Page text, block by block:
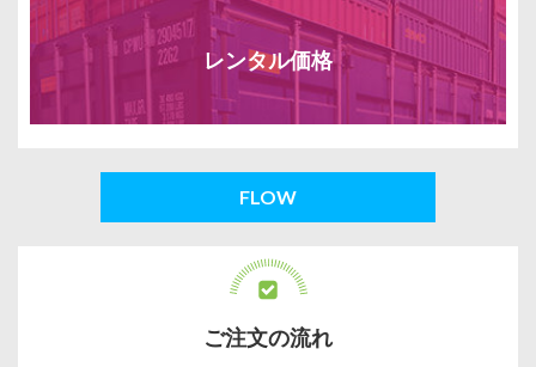
レンタル価格
FLOW
ご注文の流れ